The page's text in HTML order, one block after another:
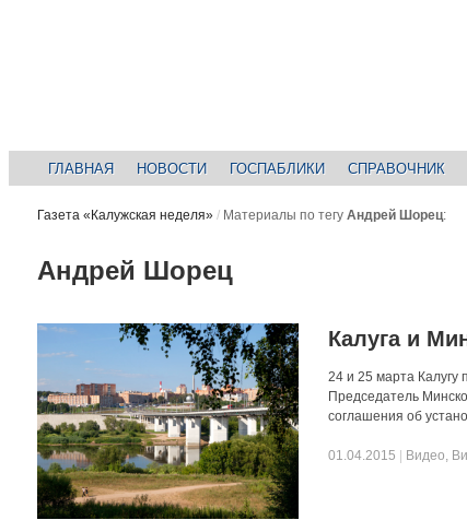
ГЛАВНАЯ НОВОСТИ ГОСПАБЛИКИ СПРАВОЧНИК
Газета «Калужская неделя» / Материалы по тегу Андрей Шорец:
Андрей Шорец
Калуга и
24 и 25 марта Калугу
Председатель
соглашения об
01.04.2015 Видео,